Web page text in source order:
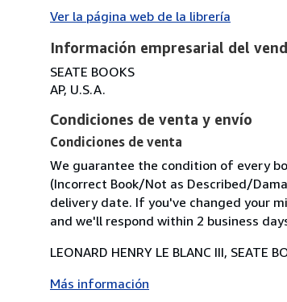
Ver la página web de la librería
Información empresarial del
SEATE BOOKS
AP, U.S.A.
Condiciones de venta y envío
Condiciones de venta
We guarantee the condition of every
(Incorrect Book/Not as Described/
delivery date. If you've changed your
and we'll respond within 2 business
LEONARD HENRY LE BLANC III, SEATE
Más información